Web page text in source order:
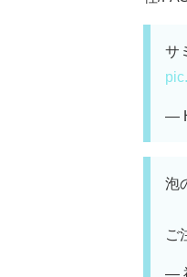
サ
—
泡
ご
—